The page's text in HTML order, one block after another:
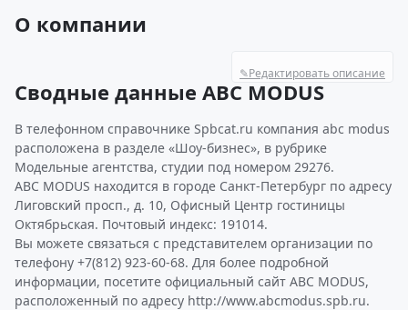
О компании
✎Редактировать описание
Сводные данные ABC MODUS
В телефонном справочнике Spbcat.ru компания abc modus
расположена в разделе «Шоу-бизнес», в рубрике
Модельные агентства, студии под номером 29276.
ABC MODUS находится в городе Санкт-Петербург по адресу
Лиговский просп., д. 10, Офисный Центр гостиницы
Октябрьская. Почтовый индекс: 191014.
Вы можете связаться с представителем организации по
телефону +7(812) 923-60-68. Для более подробной
информации, посетите официальный сайт ABC MODUS,
расположенный по адресу http://www.abcmodus.spb.ru.